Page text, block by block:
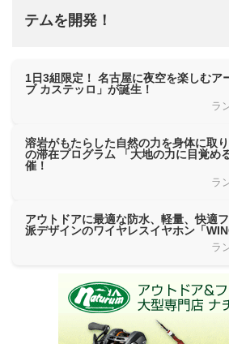
テムを開発！
1日3組限定！ 名古屋に夜空を楽しむア
ブ カステッロ」が誕生！
ラ
溶岩がもたらした自然の力を身体に取
の滞在プログラム 「大地の力に目覚め
催！
ラ
アウトドアに最適な防水、軽量、快適
派デザインのワイヤレスイヤホン「
ラ